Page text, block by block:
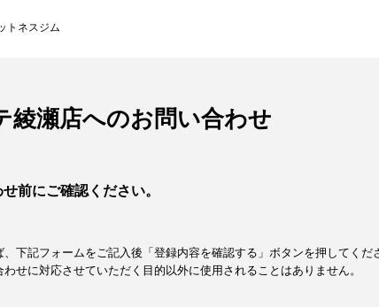
トネスジム
綾瀬店へのお問い合わせ
前にご確認ください。
下記フォームをご記入後「登録内容を確認する」ボタンを押してくだ
せに対応させていただく目的以外に使用されることはありません。